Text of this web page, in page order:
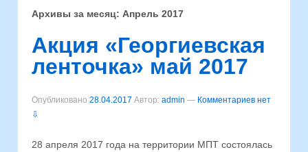
Архивы за месяц: Апрель 2017
Акция «Георгиевская
ленточка» май 2017
Опубликовано 28.04.2017 Автор: admin — Комментариев нет
⇩
28 апреля 2017 года на территории МПТ состоялась